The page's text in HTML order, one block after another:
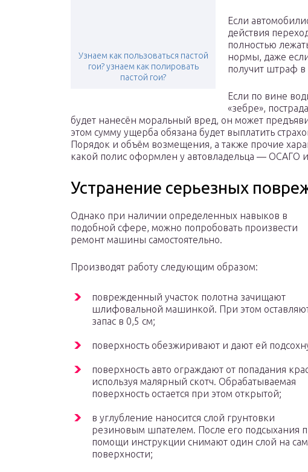
Узнаем как пользоваться пастой
гои? узнаем как полировать
пастой гои?
Если
действия
полностью
нормы, даже
получит штраф в
Если по вине
«зебре»,
будет нанесён моральный вред, он может
этом сумму ущерба обязана будет выплатить
Порядок и объём возмещения, а также прочие
какой полис оформлен у автовладельца — ОСАГО
Устранение серьезных
Однако при наличии определенных навыков в
подобной сфере, можно попробовать произвести
ремонт машины самостоятельно.
Производят работу следующим образом:
поврежденный участок полотна зачищают
шлифовальной машинкой. При этом
запас в 0,5 см;
поверхность обезжиривают и дают ей
поверхность авто ограждают от попадания
используя малярный скотч. Обрабатываемая
поверхность остается при этом открытой;
в углубление наносится слой грунтовки
резиновым шпателем. После его подсыхания
помощи инструкции снимают один слой на
поверхности;